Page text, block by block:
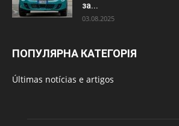
за...
03.08.2025
ПОПУЛЯРНА КАТЕГОРІЯ
Últimas notícias e artigos